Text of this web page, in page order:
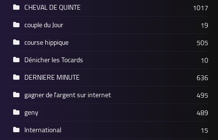
CHEVAL DE QUINTE
1017
couple du Jour
19
course hippique
505
Dénicher les Tocards
10
DERNIERE MINUTE
636
gagner de l'argent sur internet
495
geny
489
International
15